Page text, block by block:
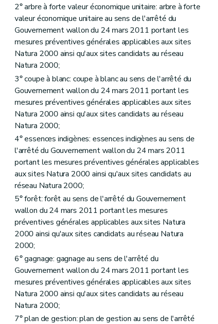
2° arbre à forte valeur économique unitaire: arbre à forte
valeur économique unitaire au sens de l'arrêté du
Gouvernement wallon du 24 mars 2011 portant les
mesures préventives générales applicables aux sites
Natura 2000 ainsi qu'aux sites candidats au réseau
Natura 2000;
3° coupe à blanc: coupe à blanc au sens de l'arrêté du
Gouvernement wallon du 24 mars 2011 portant les
mesures préventives générales applicables aux sites
Natura 2000 ainsi qu'aux sites candidats au réseau
Natura 2000;
4° essences indigènes: essences indigènes au sens de
l'arrêté du Gouvernement wallon du 24 mars 2011
portant les mesures préventives générales applicables
aux sites Natura 2000 ainsi qu'aux sites candidats au
réseau Natura 2000;
5° forêt: forêt au sens de l'arrêté du Gouvernement
wallon du 24 mars 2011 portant les mesures
préventives générales applicables aux sites Natura
2000 ainsi qu'aux sites candidats au réseau Natura
2000;
6° gagnage: gagnage au sens de l'arrêté du
Gouvernement wallon du 24 mars 2011 portant les
mesures préventives générales applicables aux sites
Natura 2000 ainsi qu'aux sites candidats au réseau
Natura 2000;
7° plan de gestion: plan de gestion au sens de l'arrêté